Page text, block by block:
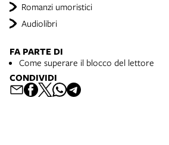
Romanzi umoristici
Audiolibri
FA PARTE DI
Come superare il blocco del lettore
CONDIVIDI